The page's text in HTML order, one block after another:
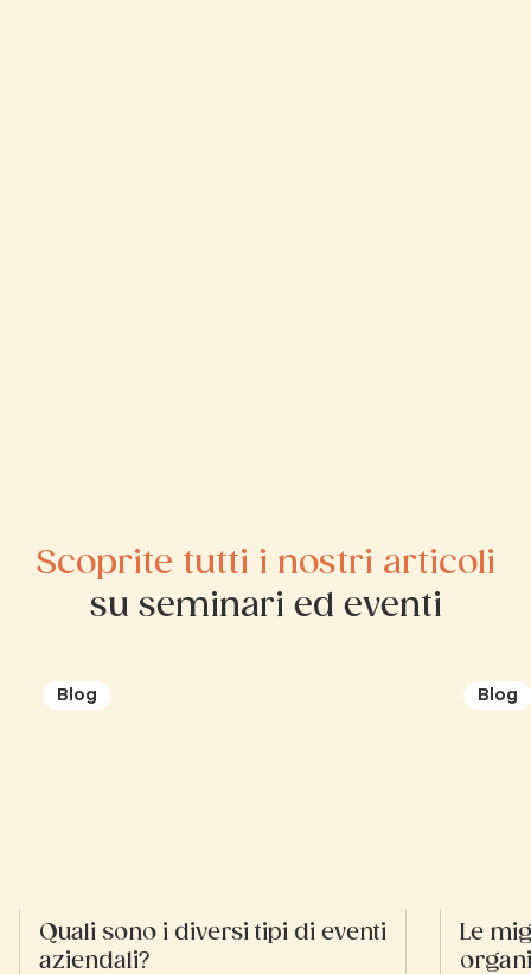
Scoprite tutti i nostri articoli
su seminari ed eventi
Blog
Quali sono i diversi tipi di eventi
aziendali?
Blog
Le